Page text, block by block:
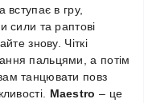
в гру,
сили та раптові
знову. Чіткі
пальцями, а потім
танцювати повз
Maestro – це